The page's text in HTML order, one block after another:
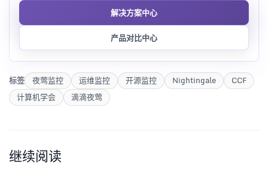
解决方案中心
产品对比中心
标签 夜莺监控 运维监控 开源监控 Nightingale
CCF
计算机学会
滴滴夜莺
继续阅读